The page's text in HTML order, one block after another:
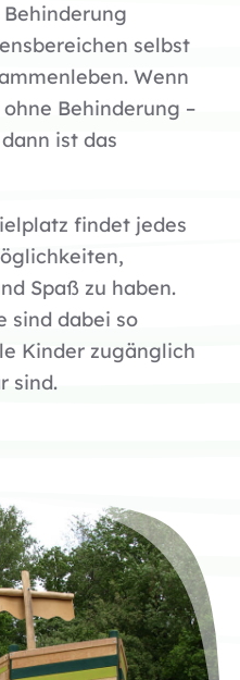
selbst
Wenn
Behinderung –
ist das
findet jedes
Spaß zu haben.
sind dabei so
Kinder zugänglich
sind.